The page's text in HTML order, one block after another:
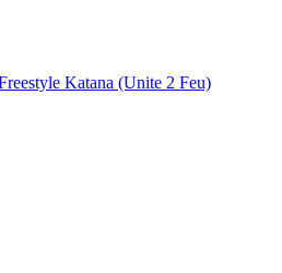
Katana (Unite 2 Feu)